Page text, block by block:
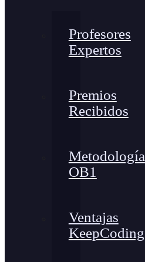
Profesores
Expertos
Premios
Recibidos
Metodología
OB1
Ventajas
KeepCoding